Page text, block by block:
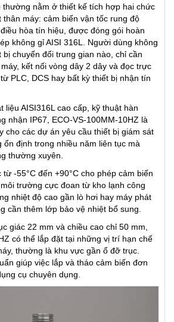
thường nằm ở thiết kế tích hợp hai chức
thân máy: cảm biến vận tốc rung độ
hòa tín hiệu, được đóng gói hoàn
không gỉ AISI 316L. Người dùng không
bị chuyển đổi trung gian nào, chỉ cần
kết nối vòng dây 2 dây và đọc trực
PLC, DCS hay bất kỳ thiết bị nhận tín
liệu AISI316L cao cấp, kỹ thuật hàn
nhận IP67, ECO-VS-100MM-10HZ là
cho các dự án yêu cầu thiết bị giám sát
ổn định trong nhiều năm liên tục mà
thường xuyên.
từ -55°C đến +90°C cho phép cảm biến
trường cực đoan từ kho lạnh công
nhiệt độ cao gần lò hơi hay máy phát
cần thêm lớp bảo vệ nhiệt bổ sung.
giác 22 mm và chiều cao chỉ 50 mm,
có thể lắp đặt tại những vị trí hạn chế
thường là khu vực gần ổ đỡ trục.
giúp việc lắp và tháo cảm biến đơn
cụ chuyên dụng.